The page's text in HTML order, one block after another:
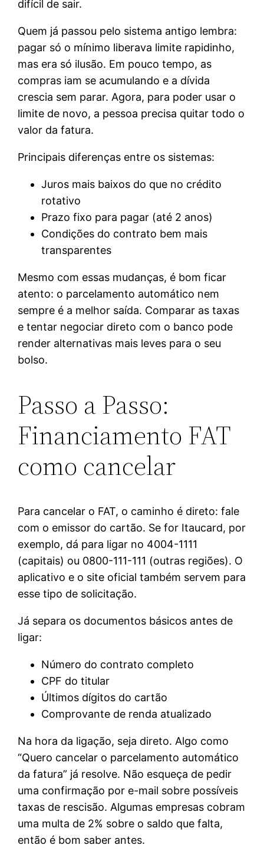
difícil de sair.
Quem já passou pelo sistema antigo lembra:
pagar só o mínimo liberava limite rapidinho,
mas era só ilusão. Em pouco tempo, as
compras iam se acumulando e a dívida
crescia sem parar. Agora, para poder usar o
limite de novo, a pessoa precisa quitar todo o
valor da fatura.
Principais diferenças entre os sistemas:
Juros mais baixos do que no crédito
rotativo
Prazo fixo para pagar (até 2 anos)
Condições do contrato bem mais
transparentes
Mesmo com essas mudanças, é bom ficar
atento: o parcelamento automático nem
sempre é a melhor saída. Comparar as taxas
e tentar negociar direto com o banco pode
render alternativas mais leves para o seu
bolso.
Passo a Passo:
Financiamento FAT
como cancelar
Para cancelar o FAT, o caminho é direto: fale
com o emissor do cartão. Se for Itaucard, por
exemplo, dá para ligar no 4004-1111
(capitais) ou 0800-111-111 (outras regiões). O
aplicativo e o site oficial também servem para
esse tipo de solicitação.
Já separa os documentos básicos antes de
ligar:
Número do contrato completo
CPF do titular
Últimos dígitos do cartão
Comprovante de renda atualizado
Na hora da ligação, seja direto. Algo como
“Quero cancelar o parcelamento automático
da fatura” já resolve. Não esqueça de pedir
uma confirmação por e-mail sobre possíveis
taxas de rescisão. Algumas empresas cobram
uma multa de 2% sobre o saldo que falta,
então é bom saber antes.